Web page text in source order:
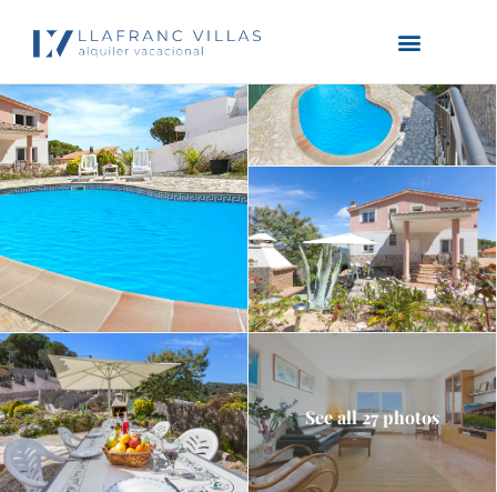
See all 27 photos